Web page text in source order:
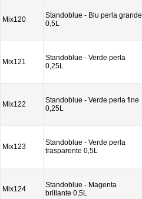
Mix120
Standoblue - Blu perla grande
0,5L
Mix121
Standoblue - Verde perla
0,25L
Mix122
Standoblue - Verde perla fine
0,25L
Mix123
Standoblue - Verde perla
trasparente 0,5L
Mix124
Standoblue - Magenta
brillante 0,5L